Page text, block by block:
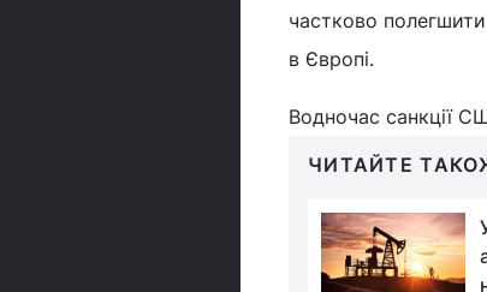
частково
в Європі.
Водночас санкції
ЧИТАЙТЕ